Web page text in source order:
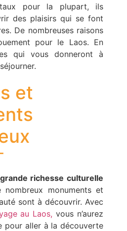
pour la plupart, ils
des plaisirs qui se font
De nombreuses raisons
pour le Laos. En
qui vous donneront à
et
grande richesse culturelle
nombreux monuments et
sont à découvrir. Avec
au Laos, vous n’aurez
pour aller à la découverte